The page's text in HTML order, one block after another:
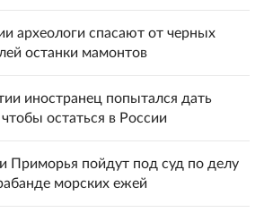
археологи спасают от черных
останки мамонтов
иностранец попытался дать
чтобы остаться в России
Приморья пойдут под суд по делу
морских ежей